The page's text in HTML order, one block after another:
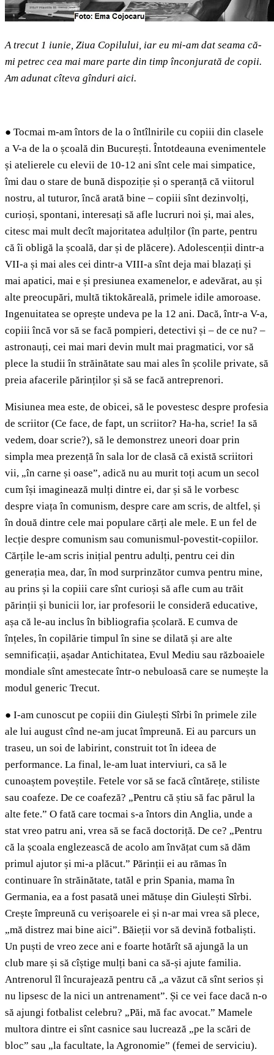
A trecut 1 iunie, Ziua Copilului, iar eu mi-am dat seama că-
mi petrec cea mai mare parte din timp înconjurată de copii.
Am adunat cîteva gînduri aici.
● Tocmai m-am întors de la o întîlnirile cu copiii din clasele
a V-a de la o școală din București. Întotdeauna evenimentele
și atelierele cu elevii de 10-12 ani sînt cele mai simpatice,
îmi dau o stare de bună dispoziție și o speranță că viitorul
nostru, al tuturor, încă arată bine – copiii sînt dezinvolți,
curioși, spontani, interesați să afle lucruri noi și, mai ales,
citesc mai mult decît majoritatea adulților (în parte, pentru
că îi obligă la școală, dar și de plăcere). Adolescenții dintr-a
VII-a și mai ales cei dintr-a VIII-a sînt deja mai blazați și
mai apatici, mai e și presiunea examenelor, e adevărat, au și
alte preocupări, multă tiktokăreală, primele idile amoroase.
Ingenuitatea se oprește undeva pe la 12 ani. Dacă, într-a V-a,
copiii încă vor să se facă pompieri, detectivi și – de ce nu? –
astronauți, cei mai mari devin mult mai pragmatici, vor să
plece la studii în străinătate sau mai ales în școlile private, să
preia afacerile părinților și să se facă antreprenori.
Misiunea mea este, de obicei, să le povestesc despre profesia
de scriitor (Ce face, de fapt, un scriitor? Ha-ha, scrie! Ia să
vedem, doar scrie?), să le demonstrez uneori doar prin
simpla mea prezență în sala lor de clasă că există scriitori
vii, „în carne și oase”, adică nu au murit toți acum un secol
cum își imaginează mulți dintre ei, dar și să le vorbesc
despre viața în comunism, despre care am scris, de altfel, și
în două dintre cele mai populare cărți ale mele. E un fel de
lecție despre comunism sau comunismul-povestit-copiilor.
Cărțile le-am scris inițial pentru adulți, pentru cei din
generația mea, dar, în mod surprinzător cumva pentru mine,
au prins și la copiii care sînt curioși să afle cum au trăit
părinții și bunicii lor, iar profesorii le consideră educative,
așa că le-au inclus în bibliografia școlară. E cumva de
înțeles, în copilărie timpul în sine se dilată și are alte
semnificații, așadar Antichitatea, Evul Mediu sau războaiele
mondiale sînt amestecate într-o nebuloasă care se numește la
modul generic Trecut.
● I-am cunoscut pe copiii din Giulești Sîrbi în primele zile
ale lui august cînd ne-am jucat împreună. Ei au parcurs un
traseu, un soi de labirint, construit tot în ideea de
performance. La final, le-am luat interviuri, ca să le
cunoaștem poveștile. Fetele vor să se facă cîntărețe, stiliste
sau coafeze. De ce coafeză? „Pentru că știu să fac părul la
alte fete.” O fată care tocmai s-a întors din Anglia, unde a
stat vreo patru ani, vrea să se facă doctoriță. De ce? „Pentru
că la școala englezească de acolo am învățat cum să dăm
primul ajutor și mi-a plăcut.” Părinții ei au rămas în
continuare în străinătate, tatăl e prin Spania, mama în
Germania, ea a fost pasată unei mătușe din Giulești Sîrbi.
Crește împreună cu verișoarele ei și n-ar mai vrea să plece,
„mă distrez mai bine aici”. Băieții vor să devină fotbaliști.
Un puști de vreo zece ani e foarte hotărît să ajungă la un
club mare și să cîștige mulți bani ca să-și ajute familia.
Antrenorul îl încurajează pentru că „a văzut că sînt serios și
nu lipsesc de la nici un antrenament”. Și ce vei face dacă n-o
să ajungi fotbalist celebru? „Păi, mă fac avocat.” Mamele
multora dintre ei sînt casnice sau lucrează „pe la scări de
bloc” sau „la facultate, la Agronomie” (femei de serviciu).